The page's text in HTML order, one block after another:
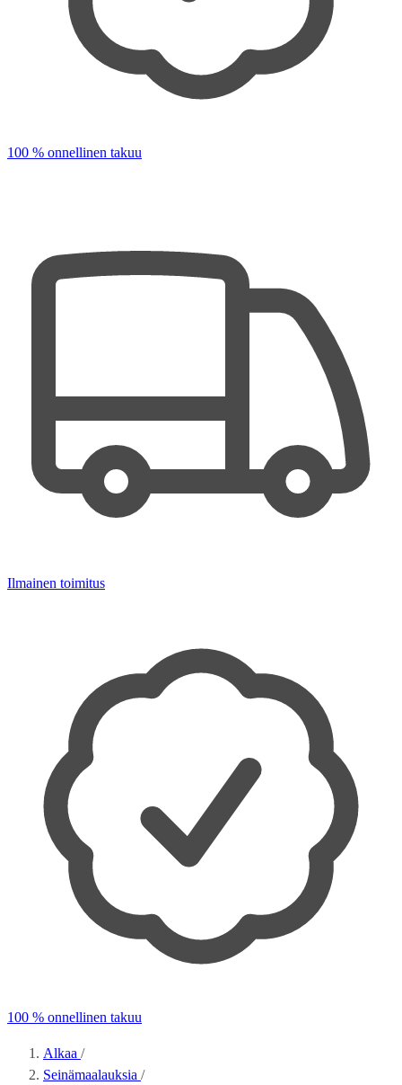
100 % onnellinen takuu
Ilmainen toimitus
100 % onnellinen takuu
Alkaa /
Seinämaalauksia /